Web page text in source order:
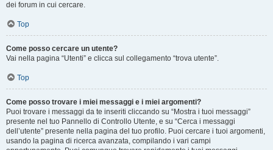
dei forum in cui cercare.
Top
Come posso cercare un utente?
Vai nella pagina “Utenti” e clicca sul collegamento “trova utente”.
Top
Come posso trovare i miei messaggi e i miei argomenti?
Puoi trovare i messaggi da te inseriti cliccando su “Mostra i tuoi messaggi”
presente nel tuo Pannello di Controllo Utente, e su “Cerca i messaggi
dell’utente” presente nella pagina del tuo profilo. Puoi cercare i tuoi argomenti,
usando la pagina di ricerca avanzata, compilando i vari campi